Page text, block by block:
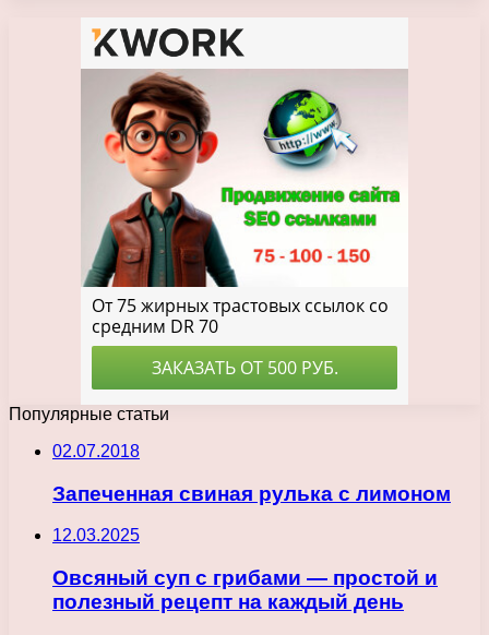
Популярные статьи
02.07.2018
Запеченная свиная рулька с лимоном
12.03.2025
Овсяный суп с грибами — простой и
полезный рецепт на каждый день